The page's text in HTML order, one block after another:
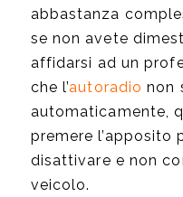
abbastanza
se non avete
affidarsi ad un
che l’autoradio non
automaticamente,
premere l’apposito
disattivare e non
veicolo.